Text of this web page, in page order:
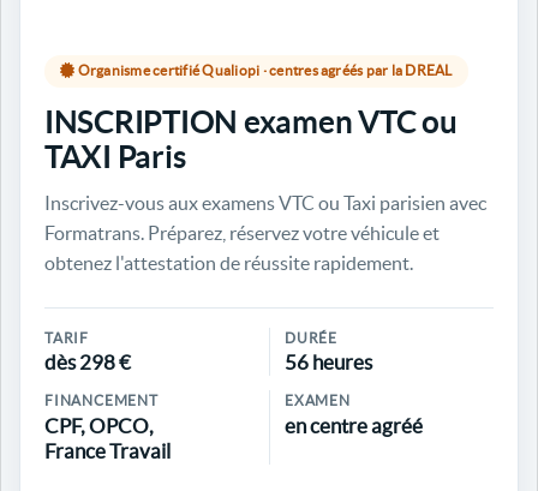
Organisme certifié Qualiopi · centres agréés par la DREAL
INSCRIPTION examen VTC ou
TAXI Paris
Inscrivez-vous aux examens VTC ou Taxi parisien avec
Formatrans. Préparez, réservez votre véhicule et
obtenez l'attestation de réussite rapidement.
TARIF
dès 298 €
DURÉE
56 heures
FINANCEMENT
CPF, OPCO,
France Travail
EXAMEN
en centre agréé